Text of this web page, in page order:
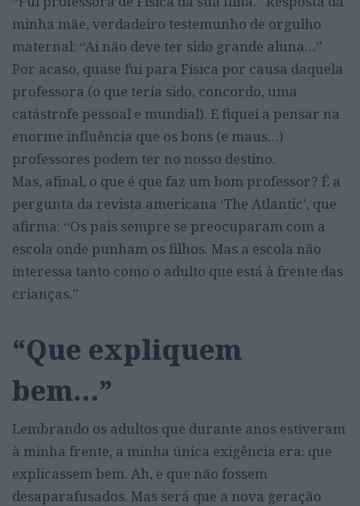
minha mãe, verdadeiro testemunho de orgulho
maternal: “Ai não deve ter sido grande aluna…”
Por acaso, quase fui para Física por causa daquela
professora (o que teria sido, concordo, uma
catástrofe pessoal e mundial). E fiquei a pensar na
enorme influência que os bons (e maus…)
professores podem ter no nosso destino.
Mas, afinal, o que é que faz um bom professor? É a
pergunta da revista americana ‘The Atlantic’, que
afirma: “Os pais sempre se preocuparam com a
escola onde punham os filhos. Mas a escola não
interessa tanto como o adulto que está à frente das
crianças.”
“Que expliquem
bem…”
Lembrando os adultos que durante anos estiveram
à minha frente, a minha única exigência era: que
explicassem bem. Ah, e que não fossem
desaparafusados. Mas será que a nova geração